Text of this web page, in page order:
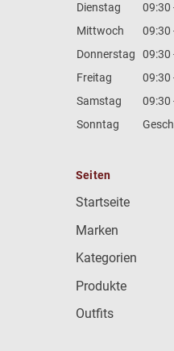
Dienstag
09:30
Mittwoch
09:30
Donnerstag
09:30
Freitag
09:30
Samstag
09:30
Sonntag
Seiten
Startseite
Marken
Kategorien
Produkte
Outfits